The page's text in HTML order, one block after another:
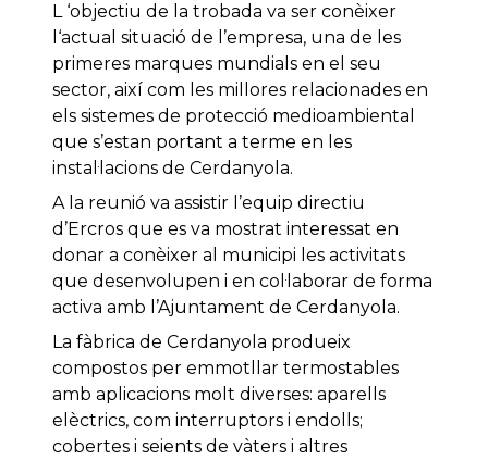
L ‘objectiu de la trobada va ser conèixer
l‘actual situació de l’empresa, una de les
primeres marques mundials en el seu
sector, així com les millores relacionades en
els sistemes de protecció medioambiental
que s’estan portant a terme en les
instal·lacions de Cerdanyola.
A la reunió va assistir l’equip directiu
d’Ercros que es va mostrat interessat en
donar a conèixer al municipi les activitats
que desenvolupen i en col·laborar de forma
activa amb l’Ajuntament de Cerdanyola.
La fàbrica de Cerdanyola produeix
compostos per emmotllar termostables
amb aplicacions molt diverses: aparells
elèctrics, com interruptors i endolls;
cobertes i seients de vàters i altres